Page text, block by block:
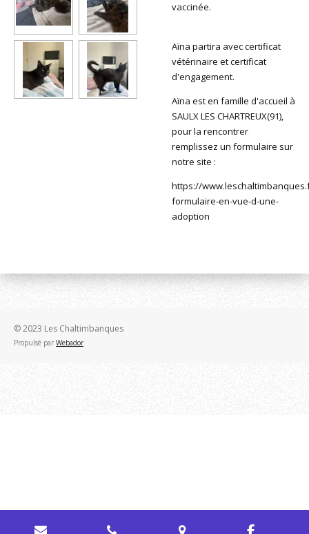
vaccinée.
Aïna partira avec certificat
vétérinaire et certificat
d'engagement.
Aïna est en famille d'accueil à
SAULX LES CHARTREUX(91),
pour la rencontrer
remplissez un formulaire sur
notre site :
https://
formulaire-en-vue-d-une-
adoption
© 2023 Les Chaltimbanques
Propulsé par Webador